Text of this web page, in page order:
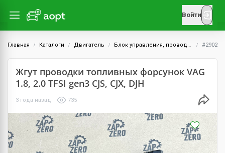
Войти
Главная Каталоги Двигатель Блок управления, проводка и датчики #2902
Жгут проводки топливных форсунок VAG
1.8, 2.0 TFSI gen3 CJS, CJX, DJH
3 года назад 735